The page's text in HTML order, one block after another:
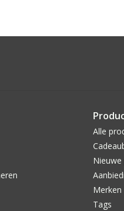
Alle
Merken
Tags